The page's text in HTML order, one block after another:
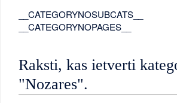
__CATEGORYNOSUBCATS__
__CATEGORYNOPAGES__
Raksti, kas ietverti
"Nozares".